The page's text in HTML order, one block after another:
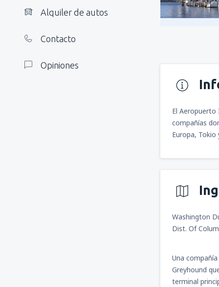
Alquiler de autos
Contacto
Opiniones
El Aeropuerto
compañías
Europa,
Washington
Dist. Of
Una
Greyhound
terminal